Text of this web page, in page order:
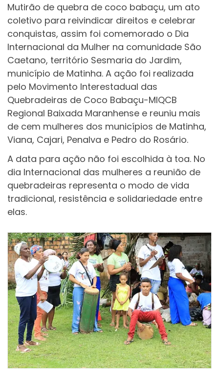
Mutirão de quebra de coco babaçu, um ato
coletivo para reivindicar direitos e celebrar
conquistas, assim foi comemorado o Dia
Internacional da Mulher na comunidade São
Caetano, território Sesmaria do Jardim,
município de Matinha. A ação foi realizada
pelo Movimento Interestadual das
Quebradeiras de Coco Babaçu-MIQCB
Regional Baixada Maranhense e reuniu mais
de cem mulheres dos municípios de Matinha,
Viana, Cajari, Penalva e Pedro do Rosário.
A data para ação não foi escolhida à toa. No
dia Internacional das mulheres a reunião de
quebradeiras representa o modo de vida
tradicional, resistência e solidariedade entre
elas.